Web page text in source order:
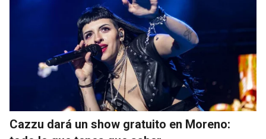
Cazzu dará un show gratuito en Moreno: